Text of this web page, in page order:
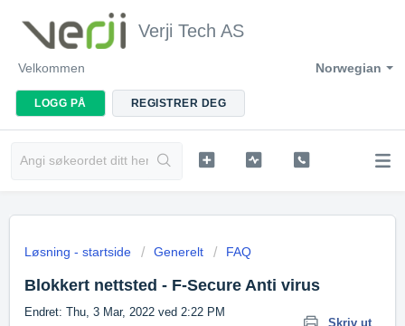
Verji Tech AS
Norwegian
Velkommen
LOGG PÅ REGISTRER DEG
Løsning - startside Generelt FAQ
Blokkert nettsted - F-Secure Anti virus
Skriv ut
Endret: Thu, 3 Mar, 2022 ved 2:22 PM